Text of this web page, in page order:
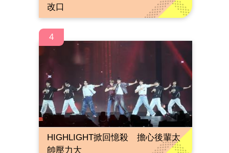
改口
4
HIGHLIGHT掀回憶殺 擔心後輩太
帥壓力大